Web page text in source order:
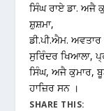
ਸਿੰਘ ਰਾਏ ਡਾ. ਅਜੈ
ਸ਼ੁਸ਼ਮਾ,
ਡੀ.ਪੀ.ਐਮ.
ਸੁਰਿੰਦਰ ਖਿਆਲਾ,
ਸਿੰਘ, ਅਜੈ ਕੁਮਾਰ,
ਹਾਜ਼ਿਰ ਸਨ ।
SHARE THIS: